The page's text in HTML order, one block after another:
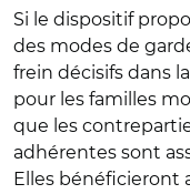
Si le dispositif
des modes de
frein décisifs dans
pour les familles
que les
adhérentes sont
Elles bénéficieront